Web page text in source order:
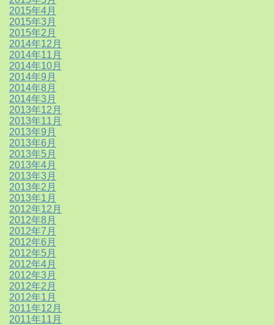
2015年4月
2015年3月
2015年2月
2014年12月
2014年11月
2014年10月
2014年9月
2014年8月
2014年3月
2013年12月
2013年11月
2013年9月
2013年6月
2013年5月
2013年4月
2013年3月
2013年2月
2013年1月
2012年12月
2012年8月
2012年7月
2012年6月
2012年5月
2012年4月
2012年3月
2012年2月
2012年1月
2011年12月
2011年11月